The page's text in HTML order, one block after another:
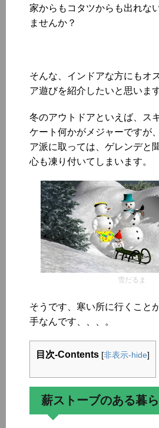
家からもコタツからも出れな
ませんか？
そんな、インドアな方にもオ
ア遊びを紹介したいと思います
冬のアウトドアといえば、ス
ケート何かがメジャーですが
ア派に取っては、ゲレンデと
心も凍り付いてしまいます。
雪だるま
そうです、寒い所に行くこと
手なんです、、、。
目次-Contents [非表示-hide]
薪ストーブのある暮